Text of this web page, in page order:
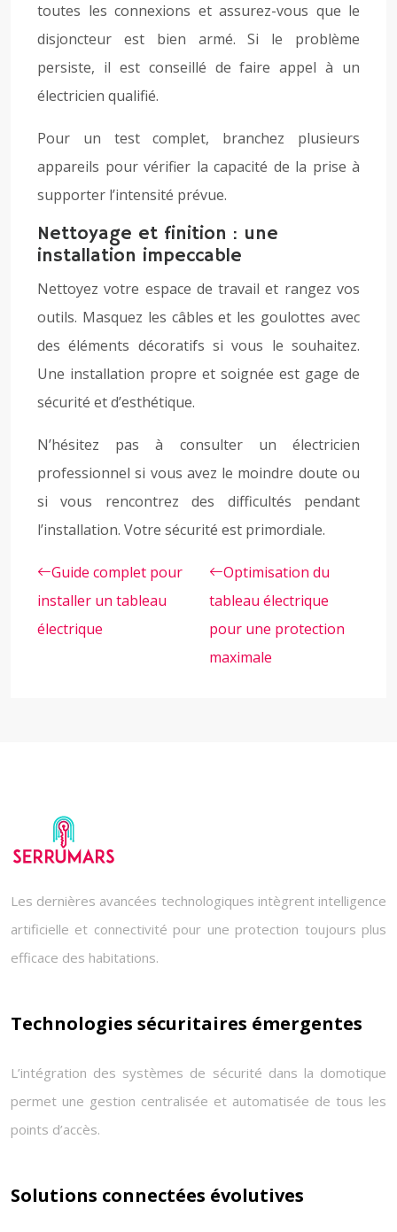
toutes les connexions et assurez-vous que le
disjoncteur est bien armé. Si le problème
persiste, il est conseillé de faire appel à un
électricien qualifié.
Pour un test complet, branchez plusieurs
appareils pour vérifier la capacité de la prise à
supporter l’intensité prévue.
Nettoyage et finition : une
installation impeccable
Nettoyez votre espace de travail et rangez vos
outils. Masquez les câbles et les goulottes avec
des éléments décoratifs si vous le souhaitez.
Une installation propre et soignée est gage de
sécurité et d’esthétique.
N’hésitez pas à consulter un électricien
professionnel si vous avez le moindre doute ou
si vous rencontrez des difficultés pendant
l’installation. Votre sécurité est primordiale.
Guide complet pour
installer un tableau
électrique
Optimisation du
tableau électrique
pour une protection
maximale
Les dernières avancées technologiques intègrent intelligence
artificielle et connectivité pour une protection toujours plus
efficace des habitations.
Technologies sécuritaires émergentes
L’intégration des systèmes de sécurité dans la domotique
permet une gestion centralisée et automatisée de tous les
points d’accès.
Solutions connectées évolutives